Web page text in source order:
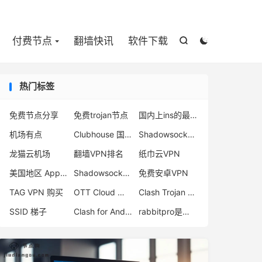


付费节点 翻墙快讯 软件下载
热门标签
免费节点分享 免费trojan节点
国内上ins的最新方法
机场有点
Clubhouse 国内使用
Shadowsocks 节点购买
龙猫云机场
翻墙VPN排名
纸巾云VPN
美国地区 App Store
Shadowsocks 节点
免费安卓VPN
TAG VPN 购买
OTT Cloud 机场
Clash Trojan 订阅
SSID 梯子
Clash for Android 官网地址 rabbitpro是什么